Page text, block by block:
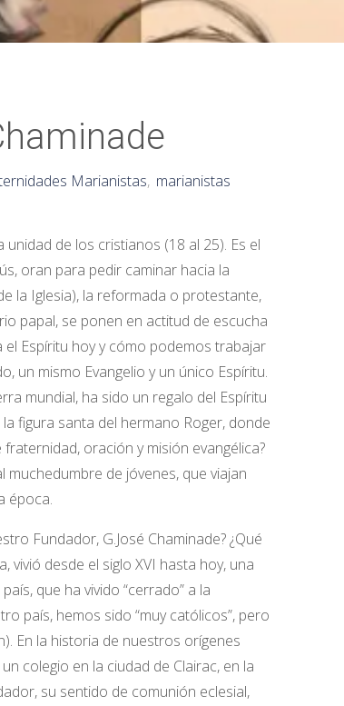
Marianistas, marianistas
de los cristianos (18 al 25). Es el
oran para pedir caminar hacia la
la Iglesia), la reformada o protestante,
papal, se ponen en actitud de escucha
Espíritu hoy y cómo podemos trabajar
un mismo Evangelio y un único Espíritu.
mundial, ha sido un regalo del Espíritu
figura santa del hermano Roger, donde
oración y misión evangélica?
de jóvenes, que viajan
época.
Fundador, G.José Chaminade? ¿Qué
vivió desde el siglo XVI hasta hoy, una
que ha vivido “cerrado” a la
país, hemos sido “muy católicos”, pero
En la historia de nuestros orígenes
colegio en la ciudad de Clairac, en la
su sentido de comunión eclesial,